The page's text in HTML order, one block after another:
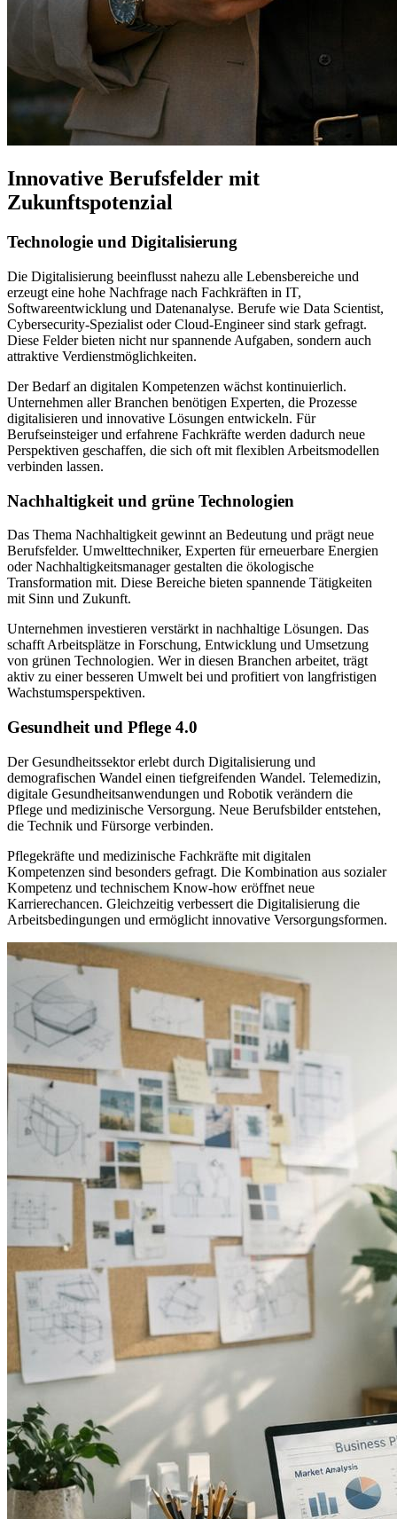
Innovative Berufsfelder mit
Zukunftspotenzial
Technologie und Digitalisierung
Die Digitalisierung beeinflusst nahezu alle Lebensbereiche und
erzeugt eine hohe Nachfrage nach Fachkräften in IT,
Softwareentwicklung und Datenanalyse. Berufe wie Data Scientist,
Cybersecurity-Spezialist oder Cloud-Engineer sind stark gefragt.
Diese Felder bieten nicht nur spannende Aufgaben, sondern auch
attraktive Verdienstmöglichkeiten.
Der Bedarf an digitalen Kompetenzen wächst kontinuierlich.
Unternehmen aller Branchen benötigen Experten, die Prozesse
digitalisieren und innovative Lösungen entwickeln. Für
Berufseinsteiger und erfahrene Fachkräfte werden dadurch neue
Perspektiven geschaffen, die sich oft mit flexiblen Arbeitsmodellen
verbinden lassen.
Nachhaltigkeit und grüne Technologien
Das Thema Nachhaltigkeit gewinnt an Bedeutung und prägt neue
Berufsfelder. Umwelttechniker, Experten für erneuerbare Energien
oder Nachhaltigkeitsmanager gestalten die ökologische
Transformation mit. Diese Bereiche bieten spannende Tätigkeiten
mit Sinn und Zukunft.
Unternehmen investieren verstärkt in nachhaltige Lösungen. Das
schafft Arbeitsplätze in Forschung, Entwicklung und Umsetzung
von grünen Technologien. Wer in diesen Branchen arbeitet, trägt
aktiv zu einer besseren Umwelt bei und profitiert von langfristigen
Wachstumsperspektiven.
Gesundheit und Pflege 4.0
Der Gesundheitssektor erlebt durch Digitalisierung und
demografischen Wandel einen tiefgreifenden Wandel. Telemedizin,
digitale Gesundheitsanwendungen und Robotik verändern die
Pflege und medizinische Versorgung. Neue Berufsbilder entstehen,
die Technik und Fürsorge verbinden.
Pflegekräfte und medizinische Fachkräfte mit digitalen
Kompetenzen sind besonders gefragt. Die Kombination aus sozialer
Kompetenz und technischem Know-how eröffnet neue
Karrierechancen. Gleichzeitig verbessert die Digitalisierung die
Arbeitsbedingungen und ermöglicht innovative Versorgungsformen.